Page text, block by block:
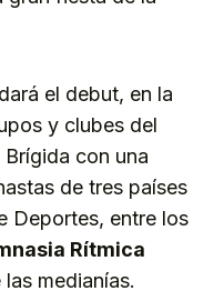
el debut, en la
y clubes del
con una
de tres países
Deportes, entre los
Rítmica
medianías.